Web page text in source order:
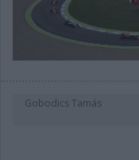
Gobodics Tamás